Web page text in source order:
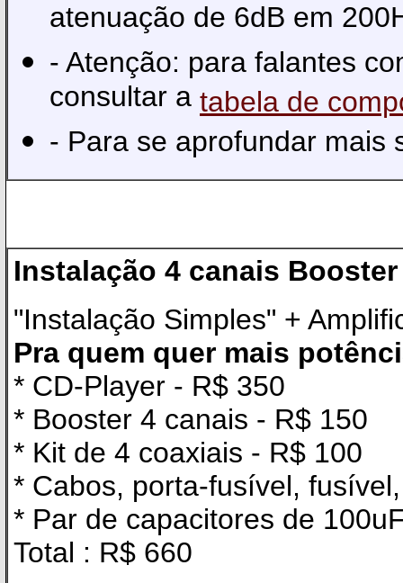
atenuação de 6dB em
- Atenção: para falantes
consultar a tabela de
- Para se aprofundar mais
Instalação 4 canais Booster
"Instalação Simples" +
Pra quem quer mais
* CD-Player - R$ 350
* Booster 4 canais - R$ 150
* Kit de 4 coaxiais - R$ 100
* Cabos, porta-fusível,
* Par de capacitores de
Total : R$ 660